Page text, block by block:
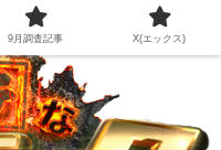
9月調査記事 X(エックス)